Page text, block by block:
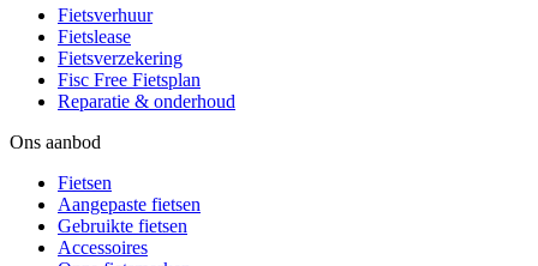
Fietsverhuur
Fietslease
Fietsverzekering
Fisc Free Fietsplan
Reparatie & onderhoud
Ons aanbod
Fietsen
Aangepaste fietsen
Gebruikte fietsen
Accessoires